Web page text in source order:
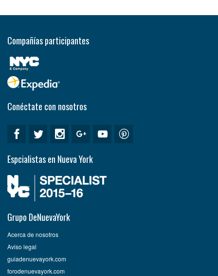
Compañías participantes
Conéctate con nosotros
Espcialistas en Nueva York
Grupo DeNuevaYork
Acerca de nosotros
Aviso legal
guiadenuevayork.com
forodenuevayork.com